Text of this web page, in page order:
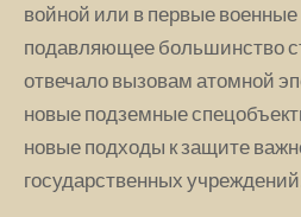
войной или в первые
подавляющее большинство
отвечало вызовам атомной
новые подземные
новые подходы к защите
государственных